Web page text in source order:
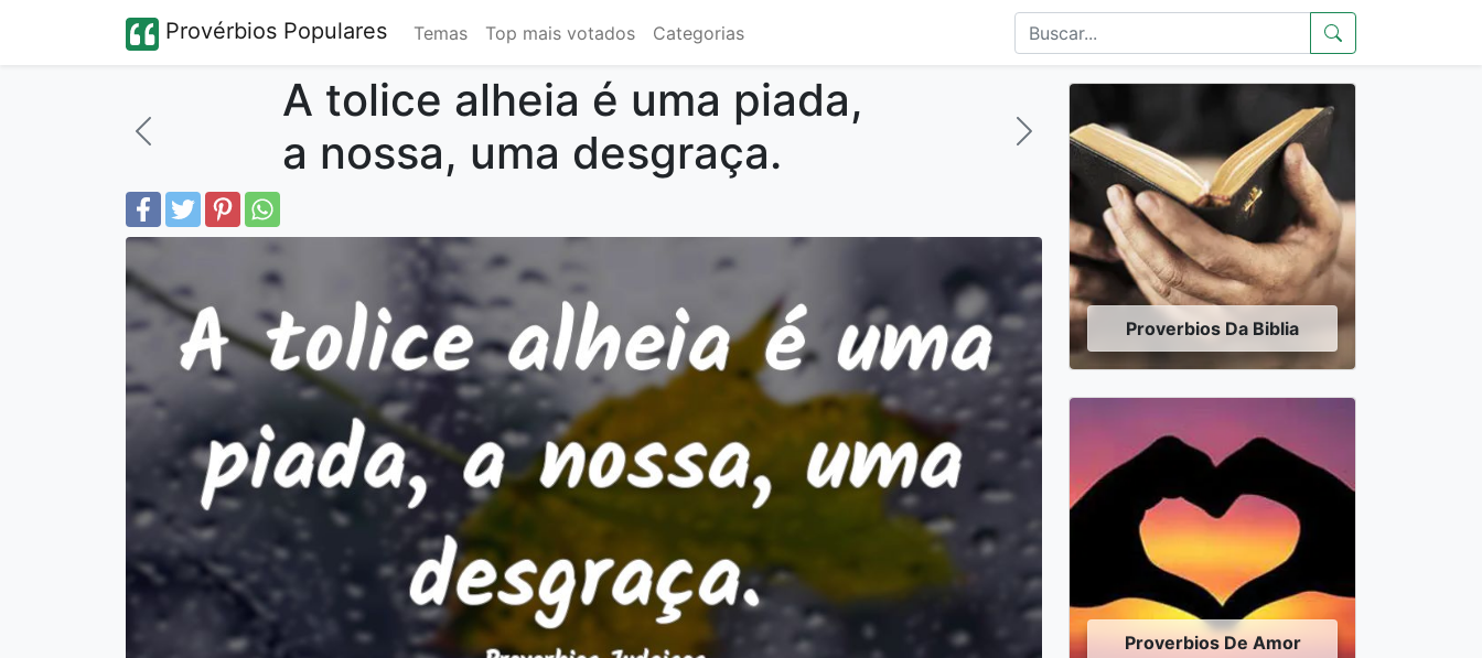
Provérbios Populares Temas Top mais votados Categorias
A tolice alheia é uma piada,
a nossa, uma desgraça.
Proverbios Da Biblia
Proverbios De Amor